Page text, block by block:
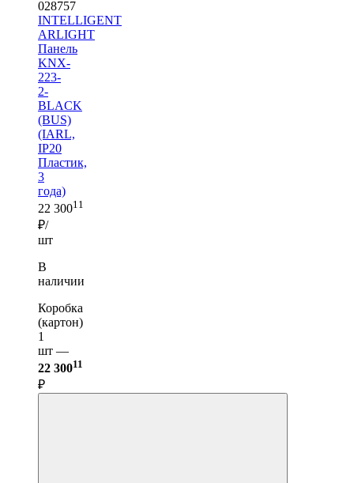
028757
INTELLIGENT
ARLIGHT
Панель
KNX-
223-
2-
BLACK
(BUS)
(IARL,
IP20
Пластик,
3
года)
22 30011
₽/
шт
В
наличии
Коробка
(картон)
1
шт —
22 30011
₽